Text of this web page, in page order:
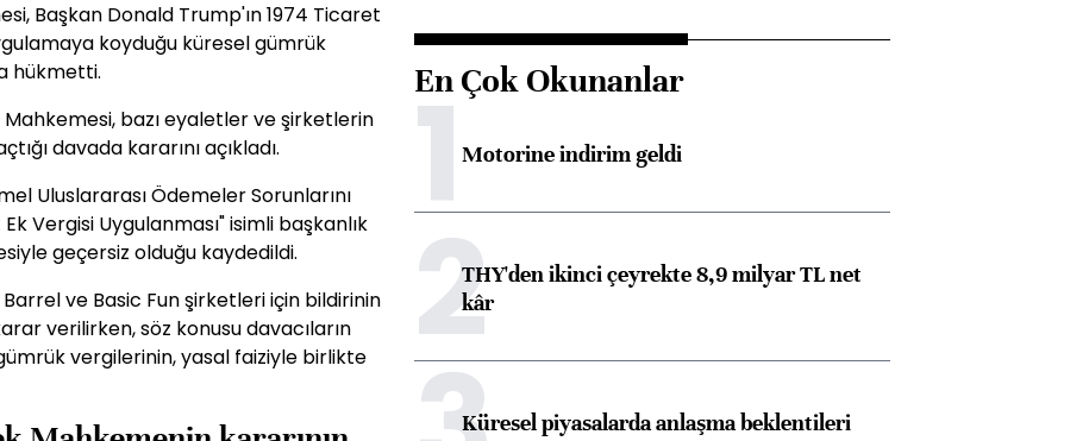
Başkan Donald Trump'ın 1974 Ticaret
koyduğu küresel gümrük
hükmetti.
bazı eyaletler ve şirketlerin
davada kararını açıkladı.
Uluslararası Ödemeler Sorunlarını
Vergisi Uygulanması" isimli başkanlık
geçersiz olduğu kaydedildi.
ve Basic Fun şirketleri için bildirinin
verilirken, söz konusu davacıların
vergilerinin, yasal faiziyle birlikte
En Çok Okunanlar
1Motorine indirim geldi
2THY'den ikinci çeyrekte 8,9 milyar TL net
kâr
Küresel piyasalarda anlaşma beklentileri